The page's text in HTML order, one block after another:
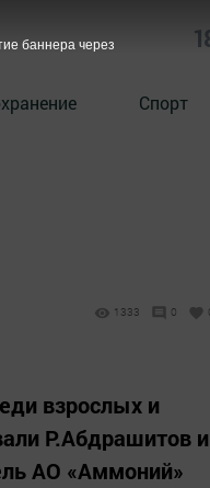
Спорт
1333 0
взрослых и
Р.Абдрашитов и
АО «Аммоний»
баннера через